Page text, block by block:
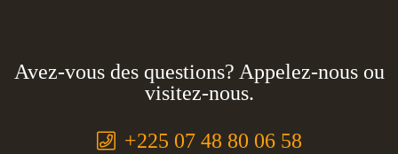
Avez-vous des questions? Appelez-nous ou
visitez-nous.
+225 07 48 80 06 58